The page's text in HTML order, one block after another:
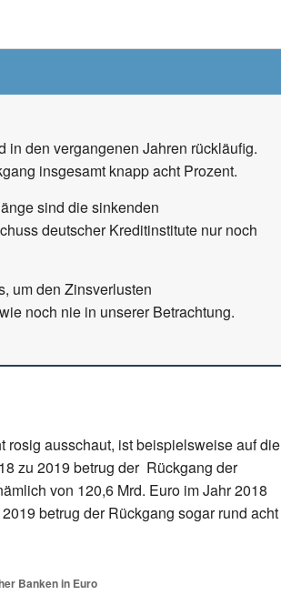
in den vergangenen Jahren rückläufig.
insgesamt knapp acht Prozent.
sind die sinkenden
deutscher Kreditinstitute nur noch
um den Zinsverlusten
noch nie in unserer Betrachtung.
ausschaut, ist beispielsweise auf die
zu 2019 betrug der Rückgang der
von 120,6 Mrd. Euro im Jahr 2018
betrug der Rückgang sogar rund acht